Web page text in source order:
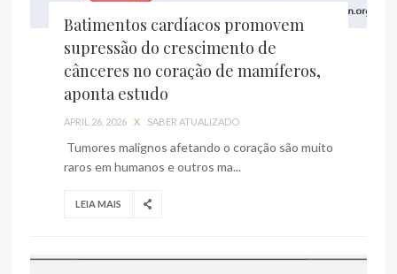
Batimentos cardíacos promovem
supressão do crescimento de
cânceres no coração de mamíferos,
aponta estudo
APRIL 26, 2026 X SABER ATUALIZADO
Tumores malignos afetando o coração são muito
raros em humanos e outros ma...
LEIA MAIS